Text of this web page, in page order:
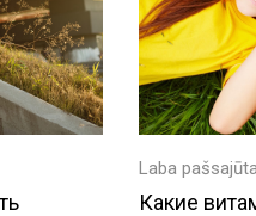
Laba
Какие